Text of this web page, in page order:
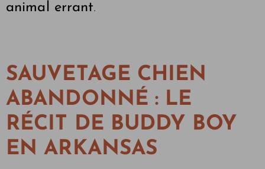
animal errant.
SAUVETAGE CHIEN
ABANDONNÉ : LE
RÉCIT DE BUDDY BOY
EN ARKANSAS